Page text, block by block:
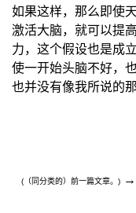
如果这样，那么即使
激活大脑，就可以提
力，这个假设也是成
使一开始头脑不好，
也并没有像我所说的那
(（同分类的）前一篇文章。) →